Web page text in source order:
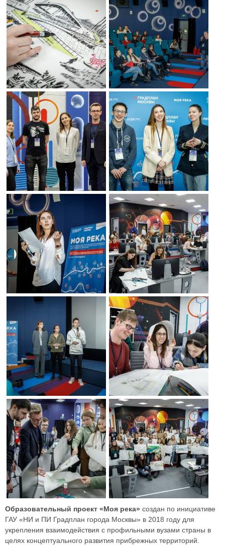
Образовательный проект «Моя река» создан по инициативе
ГАУ «НИ и ПИ Градплан города Москвы» в 2018 году для
укрепления взаимодействия с профильными вузами страны в
целях концептуального развития прибрежных территорий.